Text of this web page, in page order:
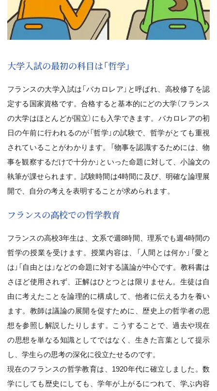
大学入試の最初の科目は「哲学」
フランスの大学入試は「バカロレア」と呼ばれ、高校修了を認
定する国家資格です。合格すると基本的にどの大学（フランス
の大学はほとんどが国立）にも入学できます。バカロレアの初
日の午前に行われるのが「哲学」の試験で、哲学がとても重視
されていることがわかります。「物事を認識するためには、物
事を観察するだけで十分か」といった命題に対して、小論文の
執筆が課せられます。試験時間は4時間に及び、明確な論理展
開で、自分の考えを表明することが求められます。
フランスの高校での哲学教育
フランスの高校3年生は、文系で週8時間、理系でも週4時間の
哲学の授業を受けます。授業内容は、「人間とは何か」「愛と
は」「自由とは」などの命題に対する議論が中心です。教科書は
さほど使用されず、正解はひとつとは限りません。生徒は自
由に考えたことを論理的に構成して、他者に伝える力を養い
ます。教師は議論の展開を促すために、歴史上の哲学者の思
想を参照し解説したりします。こうすることで、過去や現在
の思想を単なる知識としてではなく、生きた言葉として提示
し、学生らの思考の深化に役立たせるのです。
現在のフランスの哲学教育は、1920年代に確立しました。数
学にしても歴史にしても、学年が上がるにつれて、学ぶ内容